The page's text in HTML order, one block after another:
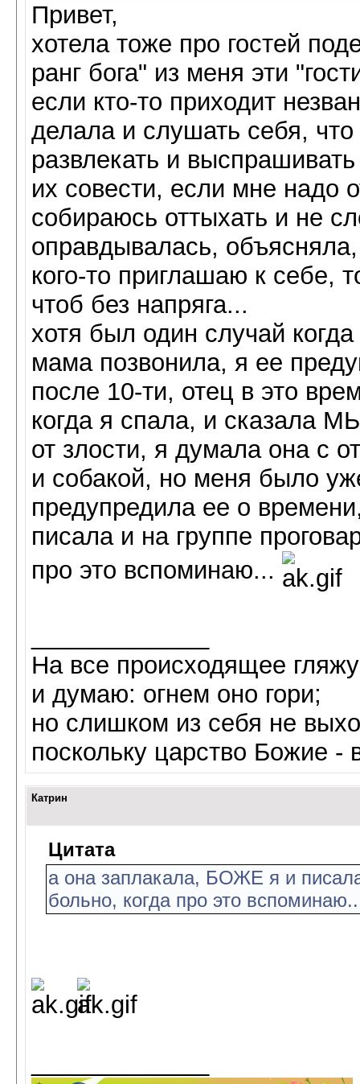
Привет,
хотела тоже про гостей
ранг бога" из меня эти
если кто-то приходит
делала и слушать себя,
развлекать и
их совести, если мне надо
собираюсь оттыхать и не
оправдывалась,
кого-то приглашаю к себе,
чтоб без напряга...
хотя был один случай
мама позвонила, я ее
после 10-ти, отец в это
когда я спала, и сказала
от злости, я думала она с
и собакой, но меня было
предупредила ее о
писала и на группе
про это вспоминаю...
На все происходящее гляжу
и думаю: огнем оно гори;
но слишком из себя не
поскольку царство Божие -
Катрин
Цитата
а она заплакала, БОЖЕ я и
больно, когда про это